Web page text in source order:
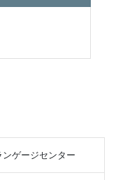
ゲージセンター